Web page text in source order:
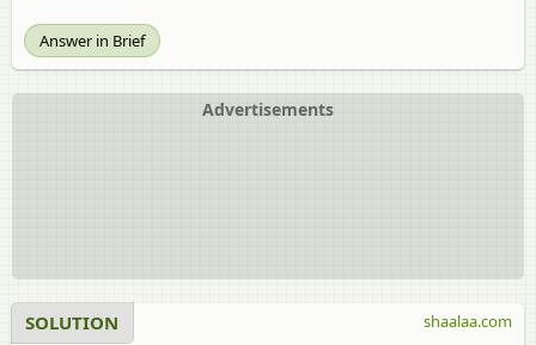
Answer in Brief
Advertisements
SOLUTION shaalaa.com